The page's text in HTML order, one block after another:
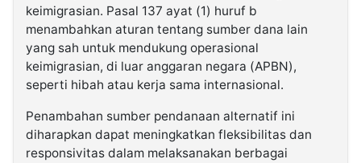
keimigrasian. Pasal 137 ayat (1) huruf b
menambahkan aturan tentang sumber dana lain
yang sah untuk mendukung operasional
keimigrasian, di luar anggaran negara (APBN),
seperti hibah atau kerja sama internasional.
Penambahan sumber pendanaan alternatif ini
diharapkan dapat meningkatkan fleksibilitas dan
responsivitas dalam melaksanakan berbagai